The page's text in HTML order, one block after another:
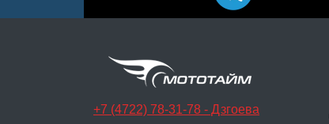
+7 (4722) 78-31-78 - Дзгоева